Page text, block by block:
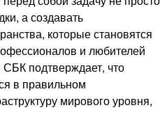
а создавать
которые становятся
и любителей
СБК подтверждает, что
в правильном
мирового уровня,